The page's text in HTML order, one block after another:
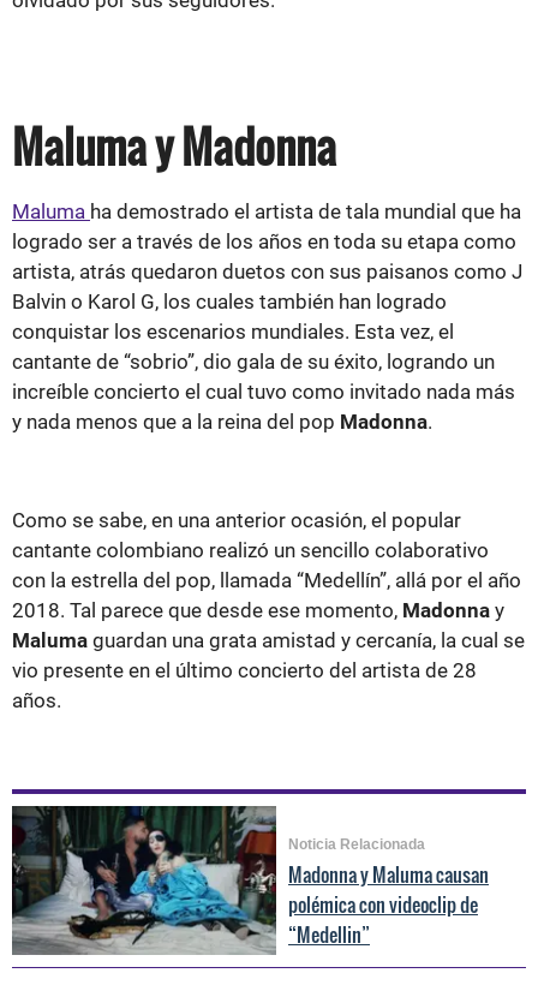
Maluma y Madonna
Maluma ha demostrado el artista de tala mundial que ha
logrado ser a través de los años en toda su etapa como
artista, atrás quedaron duetos con sus paisanos como J
Balvin o Karol G, los cuales también han logrado
conquistar los escenarios mundiales. Esta vez, el
cantante de “sobrio”, dio gala de su éxito, logrando un
increíble concierto el cual tuvo como invitado nada más
y nada menos que a la reina del pop Madonna.
Como se sabe, en una anterior ocasión, el popular
cantante colombiano realizó un sencillo colaborativo
con la estrella del pop, llamada “Medellín”, allá por el año
2018. Tal parece que desde ese momento, Madonna y
Maluma guardan una grata amistad y cercanía, la cual se
vio presente en el último concierto del artista de 28
años.
Noticia Relacionada
Madonna y Maluma causan
polémica con videoclip de
“Medellin”